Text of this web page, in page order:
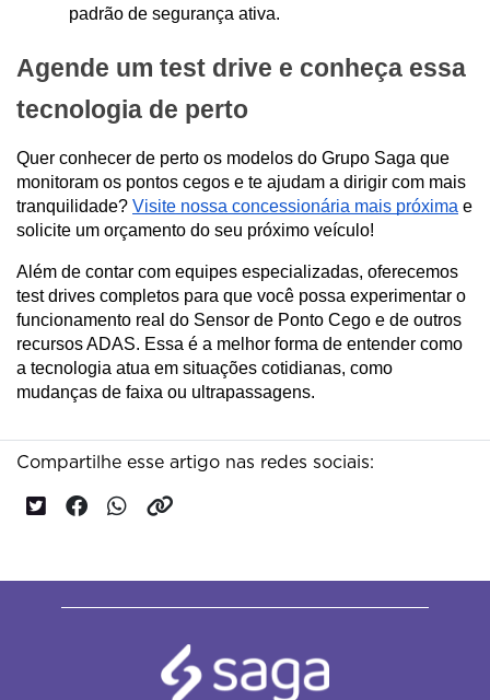
padrão de segurança ativa.
Agende um test drive e conheça essa
tecnologia de perto
Quer conhecer de perto os modelos do Grupo Saga que
monitoram os pontos cegos e te ajudam a dirigir com mais
tranquilidade? Visite nossa concessionária mais próxima e
solicite um orçamento do seu próximo veículo!
Além de contar com equipes especializadas, oferecemos
test drives completos para que você possa experimentar o
funcionamento real do Sensor de Ponto Cego e de outros
recursos ADAS. Essa é a melhor forma de entender como
a tecnologia atua em situações cotidianas, como
mudanças de faixa ou ultrapassagens.
Compartilhe esse artigo nas redes sociais: